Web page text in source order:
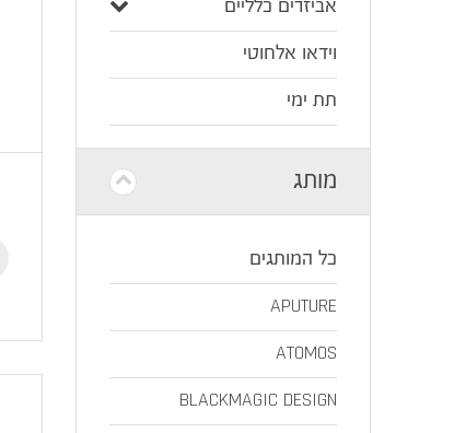
אביזרים כלליים
וידאו אלחוטי
תת ימי
מותג
כל המותגים
APUTURE
ATOMOS
BLACKMAGIC DESIGN